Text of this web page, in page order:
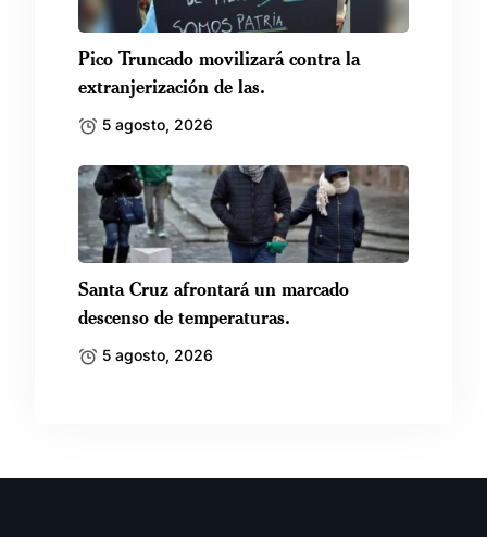
Pico Truncado movilizará contra la
extranjerización de las.
5 agosto, 2026
Santa Cruz afrontará un marcado
descenso de temperaturas.
5 agosto, 2026